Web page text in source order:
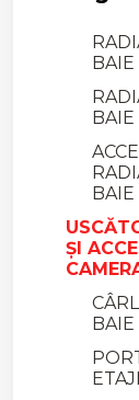
BAIE
BAIE
ȘI
BAIE